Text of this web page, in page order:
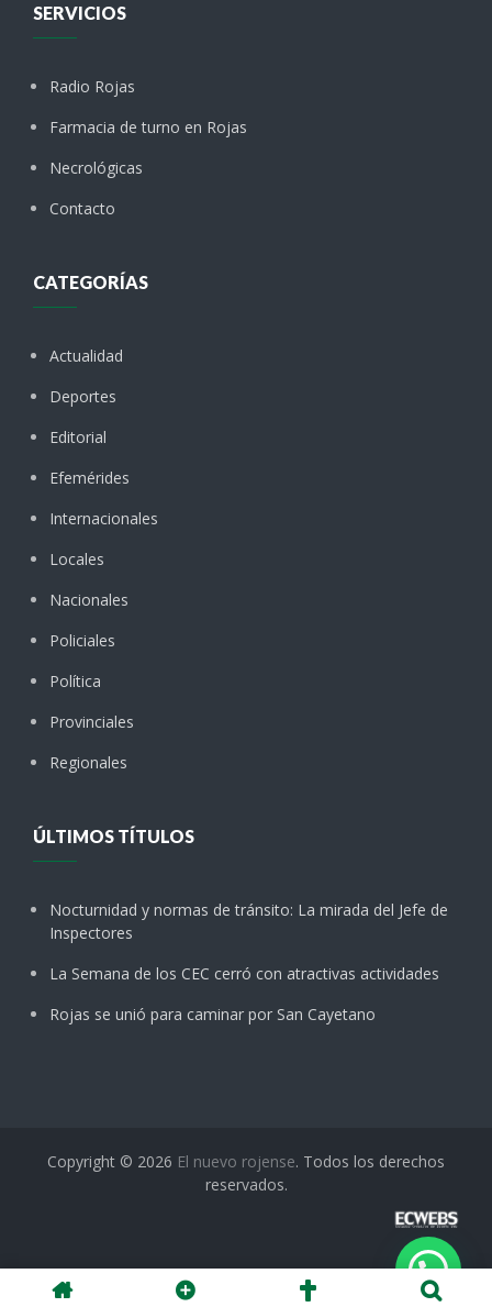
SERVICIOS
Radio Rojas
Farmacia de turno en Rojas
Necrológicas
Contacto
CATEGORÍAS
Actualidad
Deportes
Editorial
Efemérides
Internacionales
Locales
Nacionales
Policiales
Política
Provinciales
Regionales
ÚLTIMOS TÍTULOS
Nocturnidad y normas de tránsito: La mirada del Jefe de
Inspectores
La Semana de los CEC cerró con atractivas actividades
Rojas se unió para caminar por San Cayetano
Copyright © 2026 El nuevo rojense. Todos los derechos
reservados.